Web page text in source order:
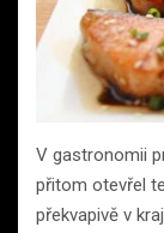
V gastronomii
přitom otevřel
překvapivě v